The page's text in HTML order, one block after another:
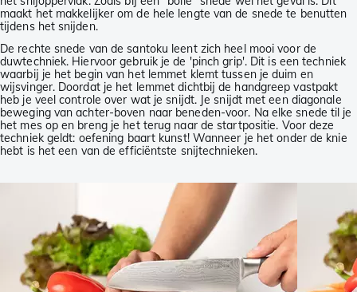
maakt het makkelijker om de hele lengte van de snede te benutten
tijdens het snijden.
De rechte snede van de santoku leent zich heel mooi voor de
duwtechniek. Hiervoor gebruik je de 'pinch grip'. Dit is een techniek
waarbij je het begin van het lemmet klemt tussen je duim en
wijsvinger. Doordat je het lemmet dichtbij de handgreep vastpakt
heb je veel controle over wat je snijdt. Je snijdt met een diagonale
beweging van achter-boven naar beneden-voor. Na elke snede til je
het mes op en breng je het terug naar de startpositie. Voor deze
techniek geldt: oefening baart kunst! Wanneer je het onder de knie
hebt is het een van de efficiëntste snijtechnieken.